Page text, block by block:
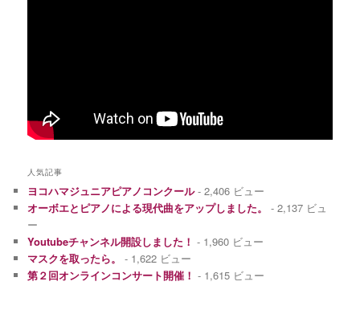
人気記事
ヨコハマジュニアピアノコンクール- 2,406 ビュー
オーボエとピアノによる現代曲をアップしました。
- 2,137 ビュ
ー
Youtubeチャンネル開設しました！ - 1,960 ビュー
マスクを取ったら。
- 1,622 ビュー
第２回オンラインコンサート開催！ - 1,615 ビュー